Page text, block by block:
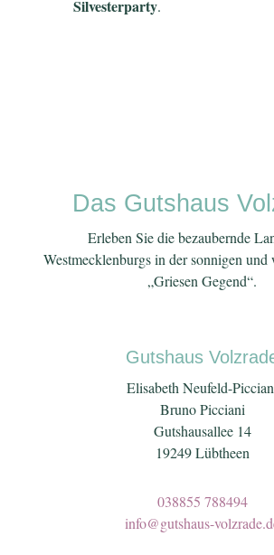
Silvesterparty.
Das Gutshaus
Erleben Sie die bezaubernde
Westmecklenburgs in der sonnigen und
„Griesen Gegend“.
Gutshaus
Elisabeth Neufeld-
Bruno Picciani
Gutshausallee 14
19249 Lübtheen
038855 788494
info@gutshaus-